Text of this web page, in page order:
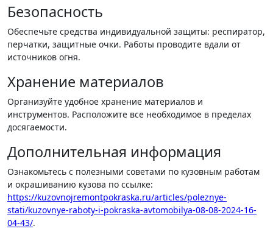
Безопасность
Обеспечьте средства индивидуальной защиты: респиратор,
перчатки, защитные очки. Работы проводите вдали от
источников огня.
Хранение материалов
Организуйте удобное хранение материалов и
инструментов. Расположите все необходимое в пределах
досягаемости.
Дополнительная информация
Ознакомьтесь с полезными советами по кузовным работам
и окрашиванию кузова по ссылке:
https://kuzovnojremontpokraska.ru/articles/poleznye-
stati/kuzovnye-raboty-i-pokraska-avtomobilya-08-08-2024-16-
04-43/.